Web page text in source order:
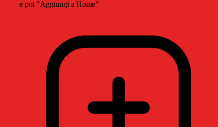
e poi "Aggiungi a Home"